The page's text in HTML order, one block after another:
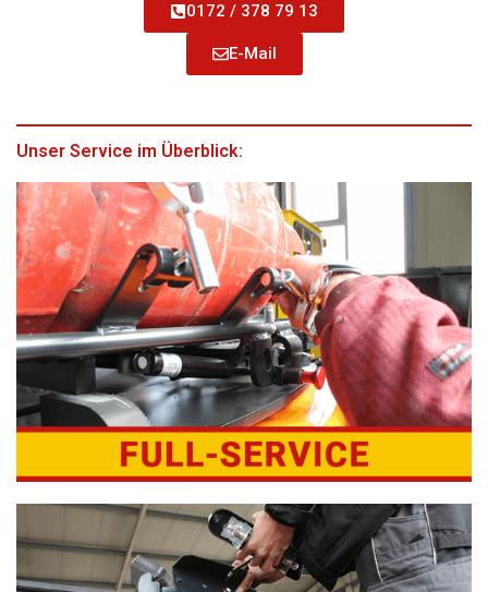
0172 / 378 79 13
E-Mail
Unser Service im Überblick: